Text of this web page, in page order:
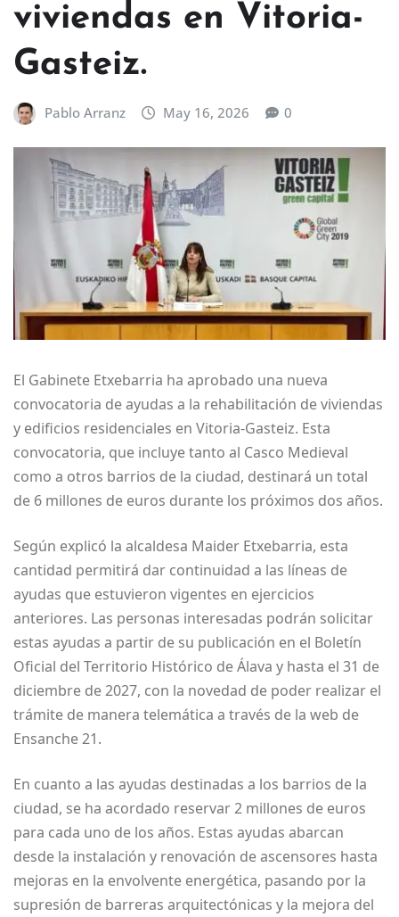
viviendas en Vitoria-
Gasteiz.
Pablo Arranz May 16, 2026 0
El Gabinete Etxebarria ha aprobado una nueva
convocatoria de ayudas a la rehabilitación de viviendas
y edificios residenciales en Vitoria-Gasteiz. Esta
convocatoria, que incluye tanto al Casco Medieval
como a otros barrios de la ciudad, destinará un total
de 6 millones de euros durante los próximos dos años.
Según explicó la alcaldesa Maider Etxebarria, esta
cantidad permitirá dar continuidad a las líneas de
ayudas que estuvieron vigentes en ejercicios
anteriores. Las personas interesadas podrán solicitar
estas ayudas a partir de su publicación en el Boletín
Oficial del Territorio Histórico de Álava y hasta el 31 de
diciembre de 2027, con la novedad de poder realizar el
trámite de manera telemática a través de la web de
Ensanche 21.
En cuanto a las ayudas destinadas a los barrios de la
ciudad, se ha acordado reservar 2 millones de euros
para cada uno de los años. Estas ayudas abarcan
desde la instalación y renovación de ascensores hasta
mejoras en la envolvente energética, pasando por la
supresión de barreras arquitectónicas y la mejora del